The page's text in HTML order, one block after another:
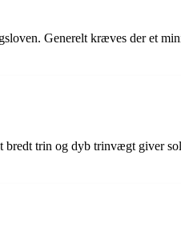
Generelt kræves der et
trin og dyb trinvægt giver